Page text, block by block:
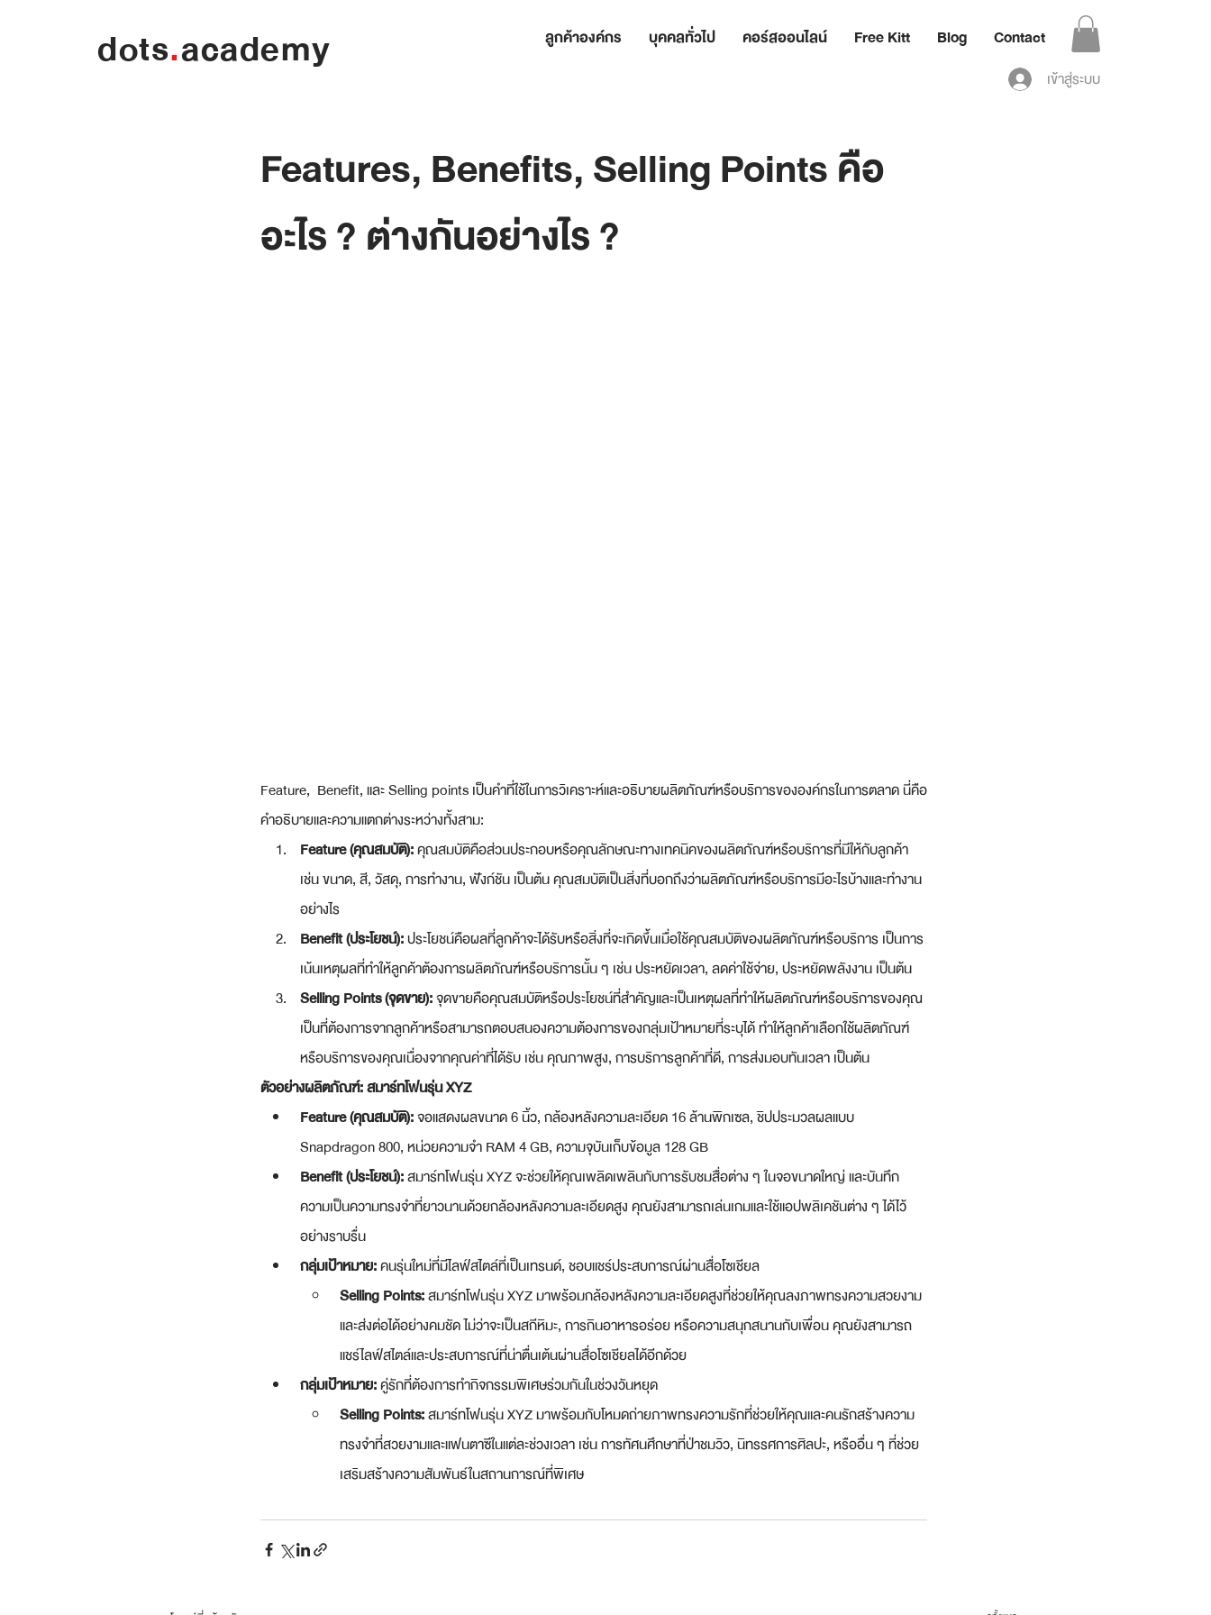
dots.academy ลูกค้าองค์กร บุคคลทั่วไป คอร์สออนไลน์ Free Kitt Blog Contact
เข้าสู่ระบบ
Features, Benefits, Selling Points คือ
อะไร ? ต่างกันอย่างไร ?
Feature,  Benefit, และ Selling points เป็นคำที่ใช้ในการวิเคราะห์และอธิบายผลิตภัณฑ์หรือบริการขององค์กรในการตลาด นี่คือ
คำอธิบายและความแตกต่างระหว่างทั้งสาม:
Feature (คุณสมบัติ): คุณสมบัติคือส่วนประกอบหรือคุณลักษณะทางเทคนิคของผลิตภัณฑ์หรือบริการที่มีให้กับลูกค้า
เช่น ขนาด, สี, วัสดุ, การทำงาน, ฟังก์ชัน เป็นต้น คุณสมบัติเป็นสิ่งที่บอกถึงว่าผลิตภัณฑ์หรือบริการมีอะไรบ้างและทำงาน
อย่างไร
Benefit (ประโยชน์): ประโยชน์คือผลที่ลูกค้าจะได้รับหรือสิ่งที่จะเกิดขึ้นเมื่อใช้คุณสมบัติของผลิตภัณฑ์หรือบริการ เป็นการ
เน้นเหตุผลที่ทำให้ลูกค้าต้องการผลิตภัณฑ์หรือบริการนั้น ๆ เช่น ประหยัดเวลา, ลดค่าใช้จ่าย, ประหยัดพลังงาน เป็นต้น
Selling Points (จุดขาย): จุดขายคือคุณสมบัติหรือประโยชน์ที่สำคัญและเป็นเหตุผลที่ทำให้ผลิตภัณฑ์หรือบริการของคุณ
เป็นที่ต้องการจากลูกค้าหรือสามารถตอบสนองความต้องการของกลุ่มเป้าหมายที่ระบุได้ ทำให้ลูกค้าเลือกใช้ผลิตภัณฑ์
หรือบริการของคุณเนื่องจากคุณค่าที่ได้รับ เช่น คุณภาพสูง, การบริการลูกค้าที่ดี, การส่งมอบทันเวลา เป็นต้น
ตัวอย่างผลิตภัณฑ์: สมาร์ทโฟนรุ่น XYZ
Feature (คุณสมบัติ): จอแสดงผลขนาด 6 นิ้ว, กล้องหลังความละเอียด 16 ล้านพิกเซล, ชิปประมวลผลแบบ
Snapdragon 800, หน่วยความจำ RAM 4 GB, ความจุบันเก็บข้อมูล 128 GB
Benefit (ประโยชน์): สมาร์ทโฟนรุ่น XYZ จะช่วยให้คุณเพลิดเพลินกับการรับชมสื่อต่าง ๆ ในจอขนาดใหญ่ และบันทึก
ความเป็นความทรงจำที่ยาวนานด้วยกล้องหลังความละเอียดสูง คุณยังสามารถเล่นเกมและใช้แอปพลิเคชันต่าง ๆ ได้ไว้
อย่างราบรื่น
กลุ่มเป้าหมาย: คนรุ่นใหม่ที่มีไลฟ์สไตล์ที่เป็นเทรนด์, ชอบแชร์ประสบการณ์ผ่านสื่อโซเชียล
Selling Points: สมาร์ทโฟนรุ่น XYZ มาพร้อมกล้องหลังความละเอียดสูงที่ช่วยให้คุณลงภาพทรงความสวยงาม
และส่งต่อได้อย่างคมชัด ไม่ว่าจะเป็นสกีหิมะ, การกินอาหารอร่อย หรือความสนุกสนานกับเพื่อน คุณยังสามารถ
แชร์ไลฟ์สไตล์และประสบการณ์ที่น่าตื่นเต้นผ่านสื่อโซเชียลได้อีกด้วย
กลุ่มเป้าหมาย: คู่รักที่ต้องการทำกิจกรรมพิเศษร่วมกันในช่วงวันหยุด
Selling Points: สมาร์ทโฟนรุ่น XYZ มาพร้อมกับโหมดถ่ายภาพทรงความรักที่ช่วยให้คุณและคนรักสร้างความ
ทรงจำที่สวยงามและแฟนตาซีในแต่ละช่วงเวลา เช่น การทัศนศึกษาที่ป่าชมวิว, นิทรรศการศิลปะ, หรืออื่น ๆ ที่ช่วย
เสริมสร้างความสัมพันธ์ในสถานการณ์ที่พิเศษ